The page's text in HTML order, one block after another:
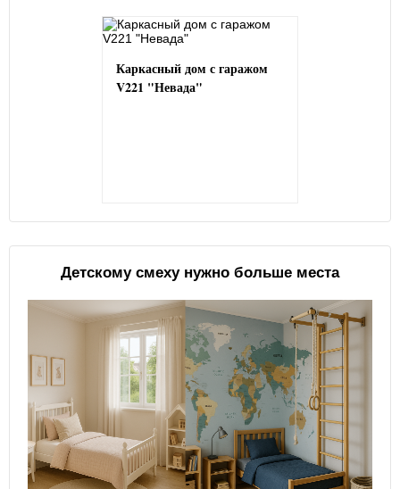
Каркасный дом с гаражом
V221 "Невада"
Детскому смеху нужно больше места